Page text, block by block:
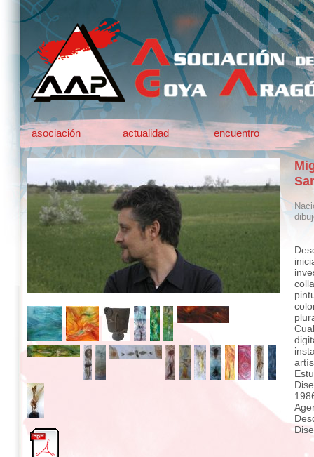
asociación actualidad encuentro